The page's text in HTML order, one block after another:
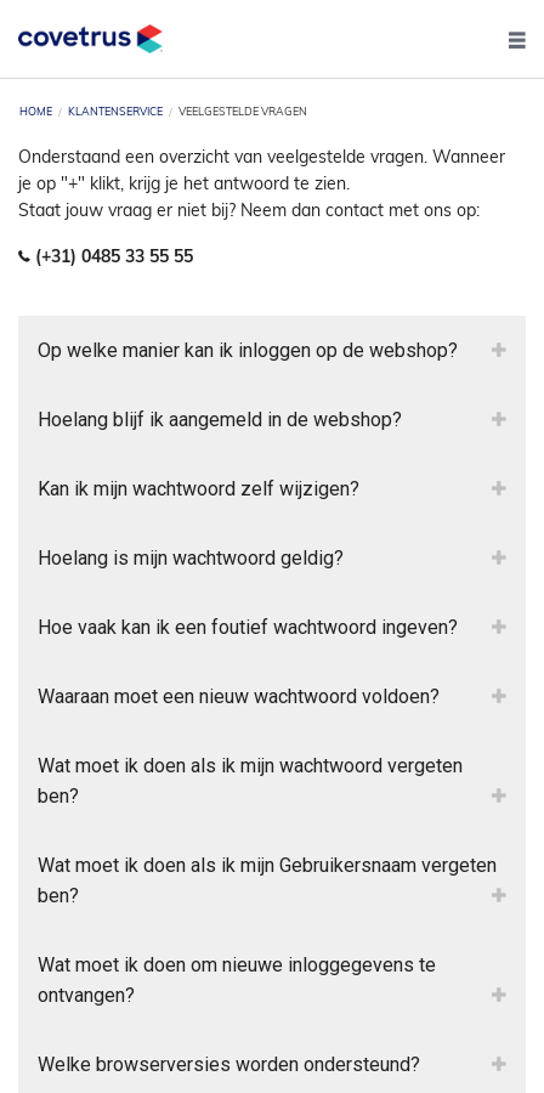
HOME KLANTENSERVICE VEELGESTELDE VRAGEN
Onderstaand een overzicht van veelgestelde vragen. Wanneer
je op "+" klikt, krijg je het antwoord te zien.
Staat jouw vraag er niet bij? Neem dan contact met ons op:
(+31) 0485 33 55 55
Op welke manier kan ik inloggen op de webshop?
Hoelang blijf ik aangemeld in de webshop?
Kan ik mijn wachtwoord zelf wijzigen?
Hoelang is mijn wachtwoord geldig?
Hoe vaak kan ik een foutief wachtwoord ingeven?
Waaraan moet een nieuw wachtwoord voldoen?
Wat moet ik doen als ik mijn wachtwoord vergeten
ben?
Wat moet ik doen als ik mijn Gebruikersnaam vergeten
ben?
Wat moet ik doen om nieuwe inloggegevens te
ontvangen?
Welke browserversies worden ondersteund?